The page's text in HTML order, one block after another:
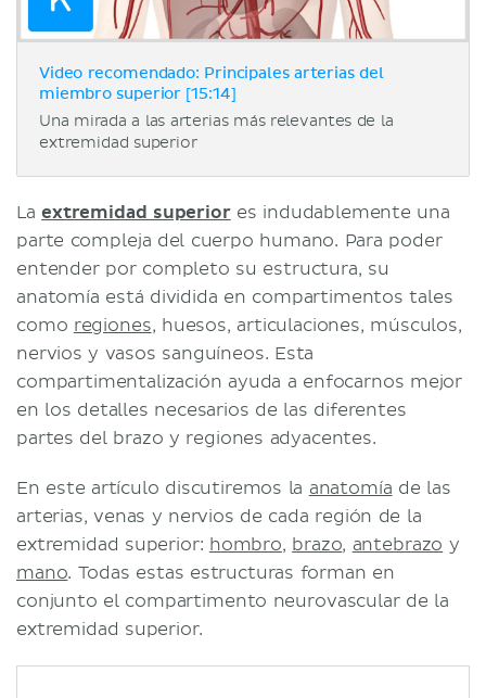
Video recomendado: Principales arterias del
miembro superior [15:14]
Una mirada a las arterias más relevantes de la
extremidad superior
Laextremidad superiores indudablemente una
parte compleja del cuerpo humano. Para poder
entender por completo su estructura, su
anatomía está dividida en compartimentos tales
como regiones, huesos, articulaciones, músculos,
nervios y vasos sanguíneos. Esta
compartimentalización ayuda a enfocarnos mejor
en los detalles necesarios de las diferentes
partes del brazo y regiones adyacentes.
En este artículo discutiremos la anatomía de las
arterias, venas y nervios de cada región de la
extremidad superior: hombro, brazo, antebrazo y
mano. Todas estas estructuras forman en
conjunto el compartimento neurovascular de la
extremidad superior.